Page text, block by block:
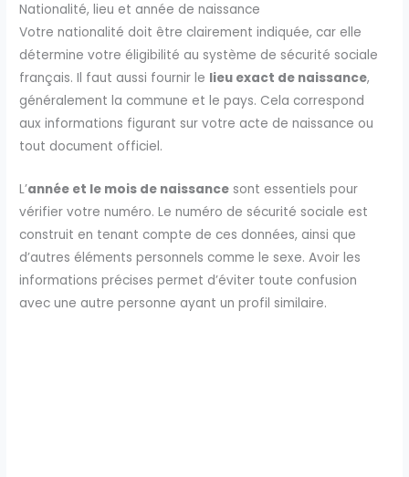
Nationalité, lieu et année de naissance
Votre nationalité doit être clairement indiquée, car elle
détermine votre éligibilité au système de sécurité sociale
français. Il faut aussi fournir le lieu exact de naissance,
généralement la commune et le pays. Cela correspond
aux informations figurant sur votre acte de naissance ou
tout document officiel.
L’année et le mois de naissance sont essentiels pour
vérifier votre numéro. Le numéro de sécurité sociale est
construit en tenant compte de ces données, ainsi que
d’autres éléments personnels comme le sexe. Avoir les
informations précises permet d’éviter toute confusion
avec une autre personne ayant un profil similaire.